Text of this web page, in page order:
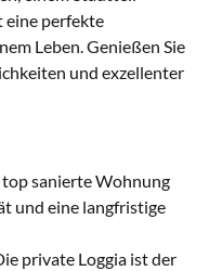
eine perfekte
Leben. Genießen Sie
und exzellenter
sanierte Wohnung
und eine langfristige
private Loggia ist der